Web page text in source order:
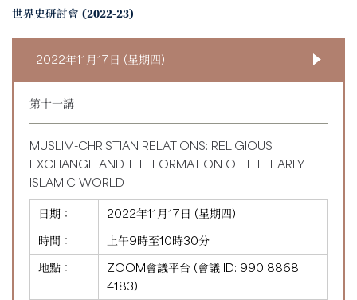
世界史研討會 (2022-23)
2022年11月17日 (星期四)
第十一講
MUSLIM-CHRISTIAN RELATIONS: RELIGIOUS
EXCHANGE AND THE FORMATION OF THE EARLY
ISLAMIC WORLD
日期：
2022年11月17日 (星期四)
時間：
上午9時至10時30分
地點：
ZOOM會議平台 (會議 ID: 990 8868
4183)